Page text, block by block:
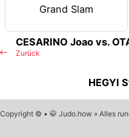
Grand Slam
Zurück
CESARINO Joao vs.
HEGYI
Copyright © • 🥋 Judo.how » Alles